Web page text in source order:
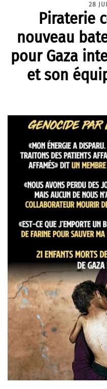
28
Piraterie
nouveau
pour Gaza
et son